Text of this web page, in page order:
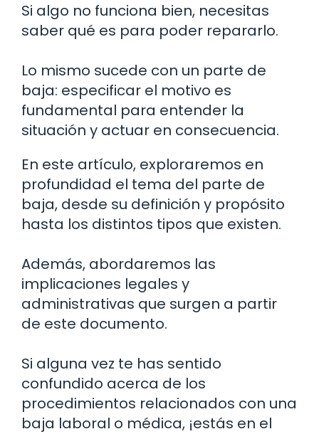
Si algo no funciona bien, necesitas
saber qué es para poder repararlo.
Lo mismo sucede con un parte de
baja: especificar el motivo es
fundamental para entender la
situación y actuar en consecuencia.
En este artículo, exploraremos en
profundidad el tema del parte de
baja, desde su definición y propósito
hasta los distintos tipos que existen.
Además, abordaremos las
implicaciones legales y
administrativas que surgen a partir
de este documento.
Si alguna vez te has sentido
confundido acerca de los
procedimientos relacionados con una
baja laboral o médica, ¡estás en el